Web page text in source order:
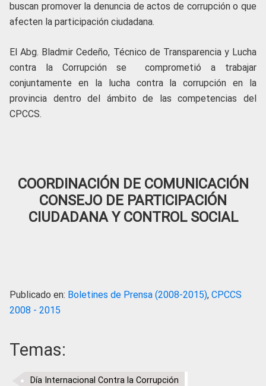
buscan promover la denuncia de actos de corrupción o que
afecten la participación ciudadana.
El Abg. Bladmir Cedeño, Técnico de Transparencia y Lucha
contra la Corrupción se comprometió a trabajar
conjuntamente en la lucha contra la corrupción en la
provincia dentro del ámbito de las competencias del
CPCCS.
COORDINACIÓN DE COMUNICACIÓN
CONSEJO DE PARTICIPACIÓN
CIUDADANA Y CONTROL SOCIAL
Publicado en: Boletines de Prensa (2008-2015), CPCCS
2008 - 2015
Temas:
Día Internacional Contra la Corrupción